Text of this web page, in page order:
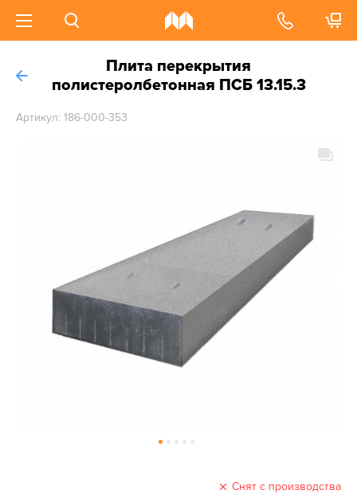
Плита перекрытия
полистеролбетонная ПСБ 13.15.3
Артикул: 186-000-353
Снят с производства